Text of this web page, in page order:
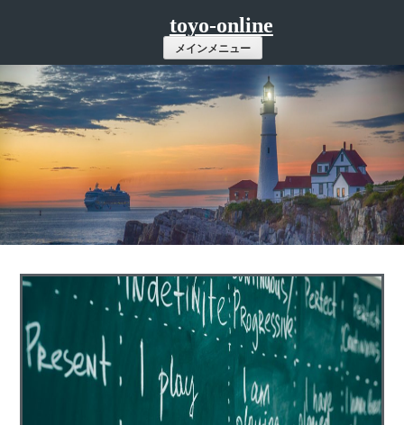
ツ
へ
ス
キ
ッ
プ
toyo-online
メインメニュー